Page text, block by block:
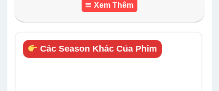
Xem Thêm
Các Season Khác Của Phim